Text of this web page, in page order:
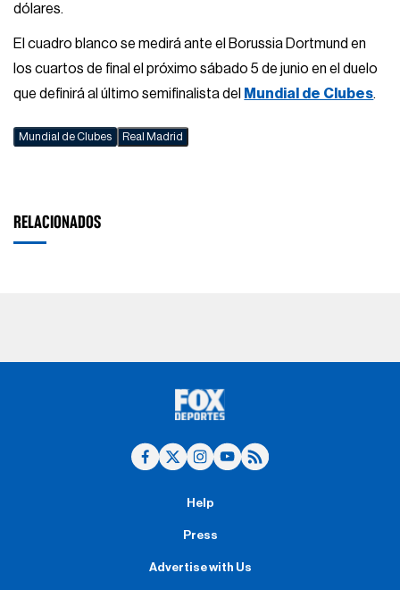
dólares.
El cuadro blanco se medirá ante el Borussia Dortmund en
los cuartos de final el próximo sábado 5 de junio en el duelo
que definirá al último semifinalista del
Mundial de Clubes.
Mundial de Clubes Real Madrid
RELACIONADOS
Help
Press
Advertise with Us